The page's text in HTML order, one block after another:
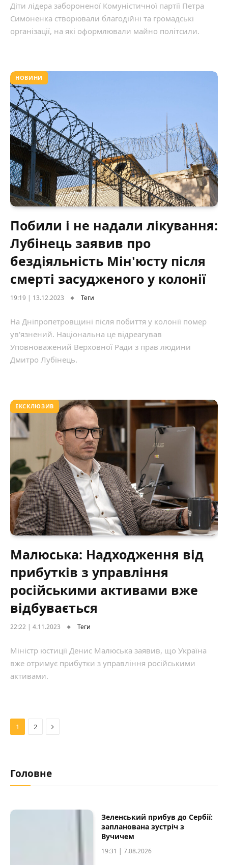
Діти лідера забороненої Комуністичної партії Петра
Симоненка створювали благодійні та громадські
організації, на які оформлювали майно політсили.
НОВИНИ
Побили і не надали лікування:
Лубінець заявив про
бездіяльність Мін'юсту після
смерті засудженого у колонії
19:19 | 13.12.2023 Теги
На Дніпропетровщині після побиття у колонії помер
ув'язнений. Національна це відреагував
Уповноважений Верховної Ради з прав людини
Дмитро Лубінець.
ЕКСКЛЮЗИВ
Малюська: Надходження від
прибутків з управління
російськими активами вже
відбувається
22:22 | 4.11.2023 Теги
Міністр юстиції Денис Малюська заявив, що Україна
вже отримує прибутки з управління російськими
активами.
1 2 Далі
Головне
Зеленський прибув до Сербії:
запланована зустріч з
Вучичем
19:31 | 7.08.2026